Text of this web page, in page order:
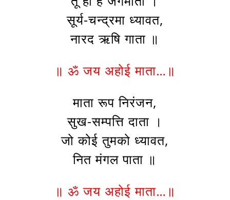
सूर्य-चन्द्रमा ध्यावत,
नारद ऋषि गाता ॥
॥ ॐ जय अहोई माता…॥
माता रूप निरंजन,
सुख-सम्पत्ति दाता ।
जो कोई तुमको ध्यावत,
नित मंगल पाता ॥
॥ ॐ जय अहोई माता…॥